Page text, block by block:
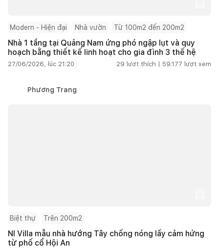
Modern - Hiện đại Nhà vườn Từ 100m2 đến 200m2
Nhà 1 tầng tại Quảng Nam ứng phó ngập lụt và quy
hoạch bằng thiết kế linh hoạt cho gia đình 3 thế hệ
27/06/2026, lúc 21:20 29 lượt thích | 59.177 lượt xem
Phương Trang
Biệt thự Trên 200m2
NI Villa mẫu nhà hướng Tây chống nóng lấy cảm hứng
từ phố cổ Hội An